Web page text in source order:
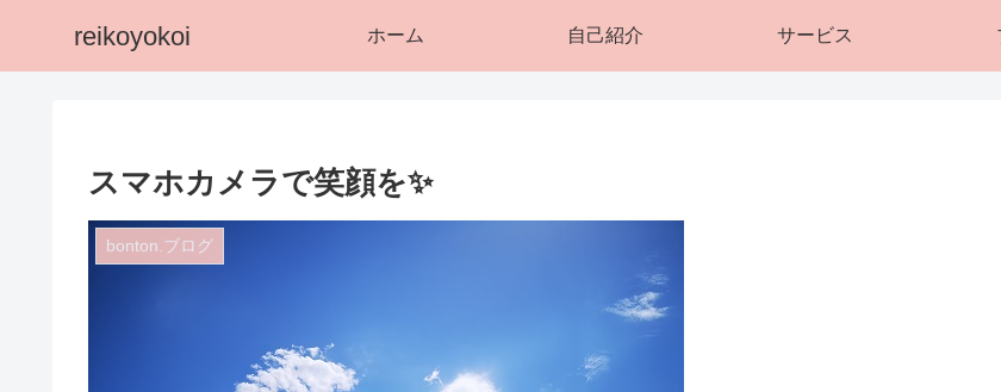
reikoyokoi ホーム 自己紹介 サービス
スマホカメラで笑顔を✨
bonton.ブログ